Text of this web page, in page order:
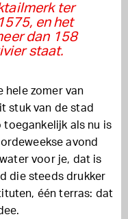
ter
en het
dan 158
staat.
hele zomer van
stuk van de stad
toegankelijk als nu is
avond
voor je, dat is
die steeds drukker
één terras: dat